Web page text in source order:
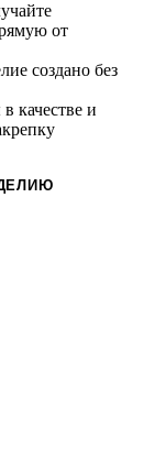
от
создано без
качестве и